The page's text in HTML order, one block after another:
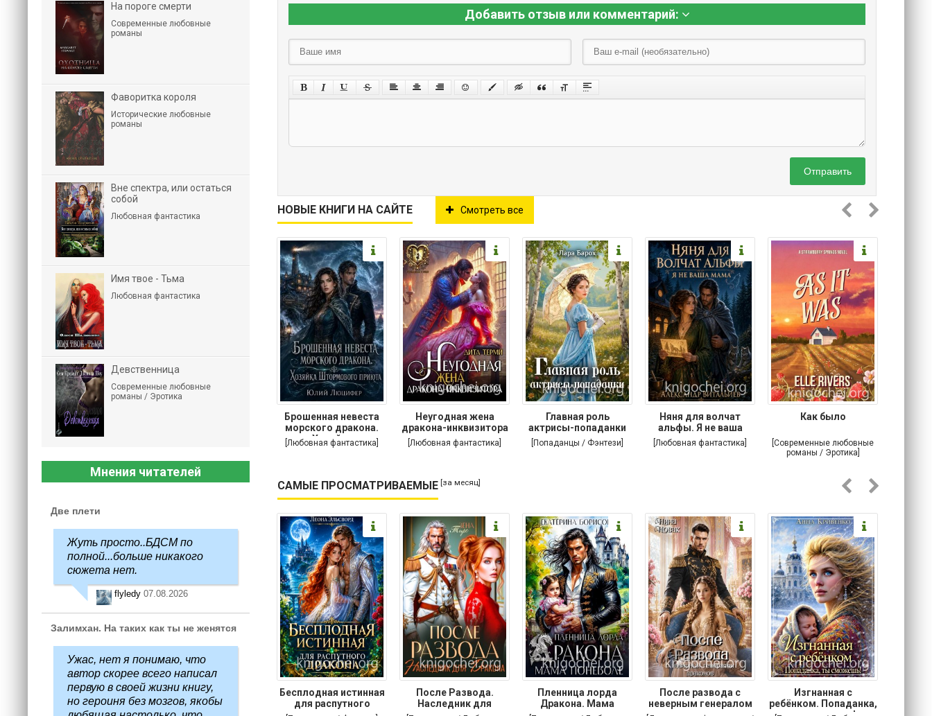
Добавить отзыв или комментарий:
Отправить
НОВЫЕ КНИГИ НА САЙТЕ Смотреть все
Брошенная невеста
морского дракона.
Хозяйка
[Любовная фантастика]
Неугодная жена
дракона-инквизитора
[Любовная фантастика]
Главная роль
актрисы-попаданки
[Попаданцы / Фэнтези]
Няня для волчат
альфы. Я не ваша
мама
[Любовная фантастика]
Как было
[Современные любовные
романы / Эротика]
САМЫЕ ПРОСМАТРИВАЕМЫЕ [за месяц]
Бесплодная истинная
для распутного
После Развода.
Наследник для
Пленница лорда
Дракона. Мама
После развода с
неверным генералом
Изгнанная с
ребёнком. Попаданка,
На пороге смерти
Современные любовные
романы
Фаворитка короля
Исторические любовные
романы
Вне спектра, или остаться
собой
Любовная фантастика
Имя твое - Тьма
Любовная фантастика
Девственница
Современные любовные
романы / Эротика
Мнения читателей
Две плети
Жуть просто..БДСМ по
полной...больше никакого
сюжета нет.
flyledy 07.08.2026
Залимхан. На таких как ты не женятся
Ужас, нет я понимаю, что
автор скорее всего написал
первую в своей жизни книгу,
но героиня без мозгов, якобы